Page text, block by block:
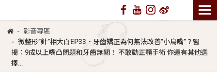
影音專區
微整形”針”相大白EP33．牙齒矯正為何無法改善”小鳥嘴”？醫
揭：9成以上嘴凸問題和牙齒無關！ 不敢動正顎手術 你還有其他選
擇…